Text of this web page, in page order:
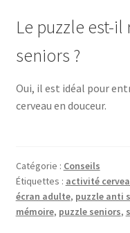
Le puzzle est-
seniors ?
Oui, il est idéal pour
cerveau en douceur.
Catégorie : Conseils
Étiquettes : activité
écran adulte, puzzle anti
mémoire, puzzle seniors,